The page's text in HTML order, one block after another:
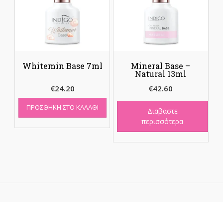
Whitemin Base 7ml
€24.20
ΠΡΟΣΘΉΚΗ ΣΤΟ ΚΑΛΆΘΙ
Mineral Base –
Natural 13ml
€42.60
Διαβάστε
περισσότερα